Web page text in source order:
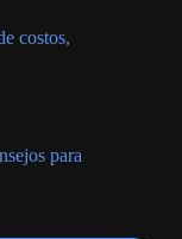
costos,
para